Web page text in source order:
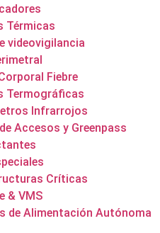
Térmicas
videovigilancia
Fiebre
Termográficas
Infrarrojos
Accesos y Greenpass
Críticas
& VMS
de Alimentación Autónoma